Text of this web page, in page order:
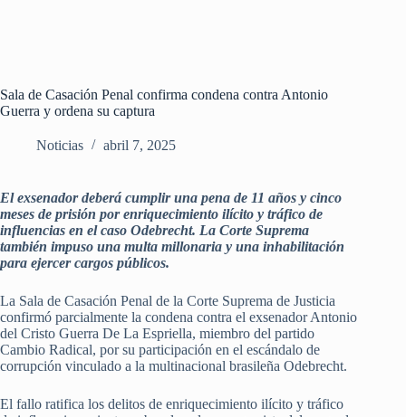
Sala de Casación Penal confirma condena contra Antonio
Guerra y ordena su captura
Noticias abril 7, 2025
El exsenador deberá cumplir una pena de 11 años y cinco
meses de prisión por enriquecimiento ilícito y tráfico de
influencias en el caso Odebrecht. La Corte Suprema
también impuso una multa millonaria y una inhabilitación
para ejercer cargos públicos.
La Sala de Casación Penal de la Corte Suprema de Justicia
confirmó parcialmente la condena contra el exsenador Antonio
del Cristo Guerra De La Espriella, miembro del partido
Cambio Radical, por su participación en el escándalo de
corrupción vinculado a la multinacional brasileña Odebrecht.
El fallo ratifica los delitos de enriquecimiento ilícito y tráfico